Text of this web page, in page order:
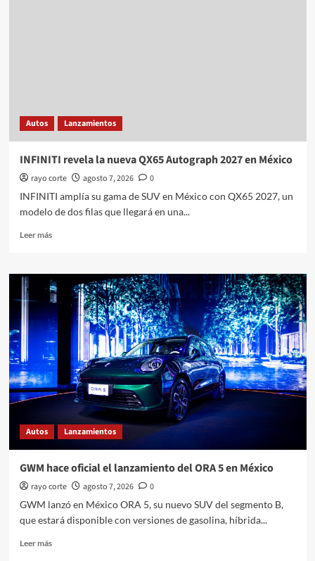
Autos Lanzamientos
INFINITI revela la nueva QX65 Autograph 2027 en México
rayo corte agosto 7, 2026
0
INFINITI amplía su gama de SUV en México con QX65 2027, un
modelo de dos filas que llegará en una...
Leer másLeer
INFINITI
revela
la
nueva
QX65
Autograph
2027
en
México
Autos Lanzamientos
GWM hace oficial el lanzamiento del ORA 5 en México
rayo corte agosto 7, 2026
0
GWM lanzó en México ORA 5, su nuevo SUV del segmento B,
que estará disponible con versiones de gasolina, híbrida...
Leer másLeer